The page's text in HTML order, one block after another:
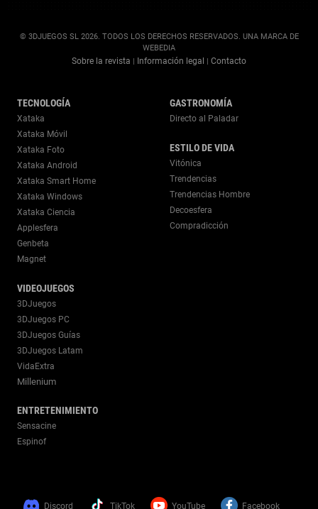
© 3DJUEGOS SL 2026. TODOS LOS DERECHOS RESERVADOS. UNA MARCA DE
WEBEDIA
Sobre la revista Información legal Contacto
TECNOLOGÍA
Xataka
Xataka Móvil
Xataka Foto
Xataka Android
Xataka Smart Home
Xataka Windows
Xataka Ciencia
Applesfera
Genbeta
Magnet
VIDEOJUEGOS
3DJuegos
3DJuegos PC
3DJuegos Guías
3DJuegos Latam
VidaExtra
Millenium
ENTRETENIMIENTO
Sensacine
Espinof
GASTRONOMÍA
Directo al Paladar
ESTILO DE VIDA
Vitónica
Trendencias
Trendencias Hombre
Decoesfera
Compradicción
Discord TikTok YouTube Facebook